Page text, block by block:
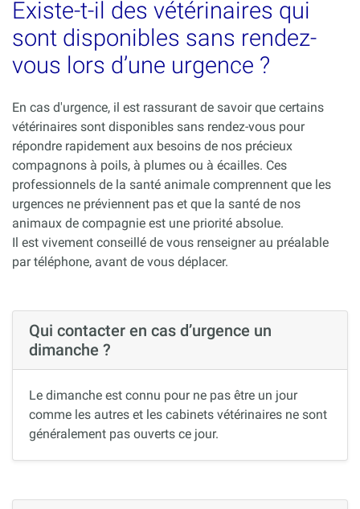
Existe-t-il des vétérinaires qui
sont disponibles sans rendez-
vous lors d’une urgence ?
En cas d'urgence, il est rassurant de savoir que certains
vétérinaires sont disponibles sans rendez-vous pour
répondre rapidement aux besoins de nos précieux
compagnons à poils, à plumes ou à écailles. Ces
professionnels de la santé animale comprennent que les
urgences ne préviennent pas et que la santé de nos
animaux de compagnie est une priorité absolue.
Il est vivement conseillé de vous renseigner au préalable
par téléphone, avant de vous déplacer.
Qui contacter en cas d’urgence un
dimanche ?
Le dimanche est connu pour ne pas être un jour
comme les autres et les cabinets vétérinaires ne sont
généralement pas ouverts ce jour.